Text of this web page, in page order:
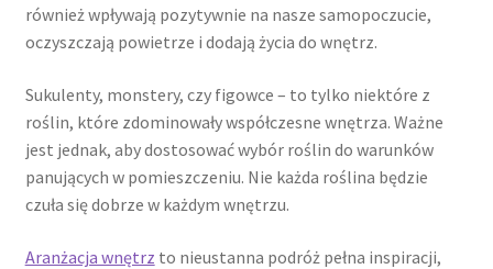
również wpływają pozytywnie na nasze samopoczucie,
oczyszczają powietrze i dodają życia do wnętrz.
Sukulenty, monstery, czy figowce – to tylko niektóre z
roślin, które zdominowały współczesne wnętrza. Ważne
jest jednak, aby dostosować wybór roślin do warunków
panujących w pomieszczeniu. Nie każda roślina będzie
czuła się dobrze w każdym wnętrzu.
Aranżacja wnętrz to nieustanna podróż pełna inspiracji,